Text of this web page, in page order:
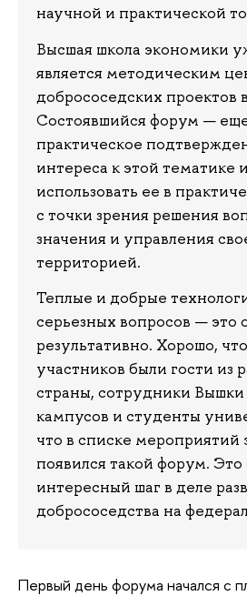
научной и практической
Высшая школа экономики
является методическим
добрососедских проектов
Состоявшийся форум —
практическое
интереса к этой тематике
использовать ее в
с точки зрения решения
значения и управления
территорией.
Теплые и добрые
серьезных вопросов — это
результативно. Хорошо,
участников были гости из
страны, сотрудники Вышки
кампусов и студенты
что в списке мероприятий
появился такой форум.
интересный шаг в деле
добрососедства на
Первый день форума начался с